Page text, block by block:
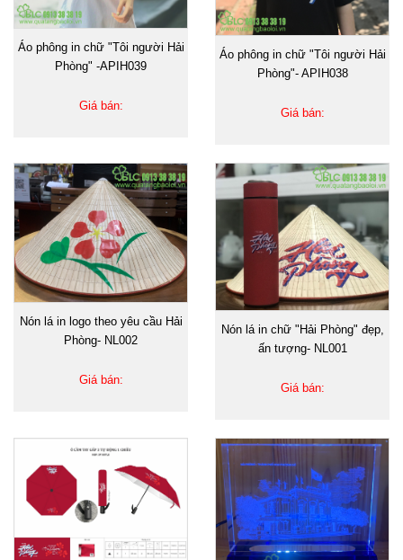
Áo phông in chữ "Tôi người Hải
Phòng" -APIH039
Giá bán:
Áo phông in chữ "Tôi người Hải
Phòng"- APIH038
Giá bán:
Nón lá in logo theo yêu cầu Hải
Phòng- NL002
Giá bán:
Nón lá in chữ "Hải Phòng" đẹp,
ấn tượng- NL001
Giá bán: